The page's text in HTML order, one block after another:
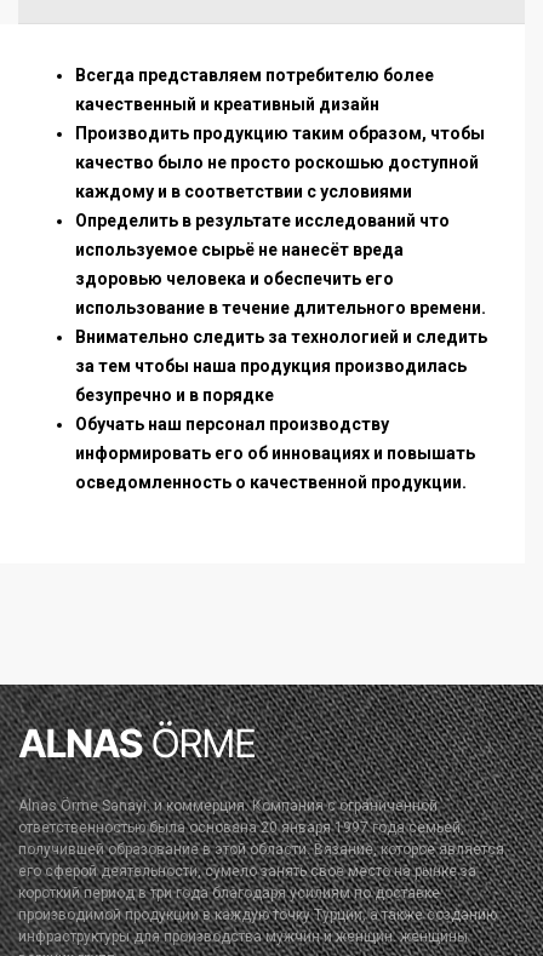
Всегда представляем потребителю более
качественный и креативный дизайн
Производить продукцию таким образом, чтобы
качество было не просто роскошью доступной
каждому и в соответствии с условиями
Определить в результате исследований что
используемое сырьё не нанесёт вреда
здоровью человека и обеспечить его
использование в течение длительного времени.
Внимательно следить за технологией и следить
за тем чтобы наша продукция производилась
безупречно и в порядке
Обучать наш персонал производству
информировать его об инновациях и повышать
осведомленность о качественной продукции.
Alnas Örme Sanayi. и коммерция. Компания с ограниченной
ответственностью была основана 20 января 1997 года семьей,
получившей образование в этой области. Вязание, которое является
его сферой деятельности, сумело занять свое место на рынке за
короткий период в три года благодаря усилиям по доставке
производимой продукции в каждую точку Турции, а также созданию
инфраструктуры для производства мужчин и женщин. женщины